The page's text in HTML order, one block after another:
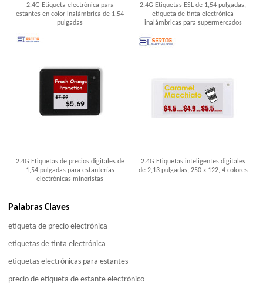
2.4G Etiqueta electrónica para
estantes en color inalámbrica de 1,54
pulgadas
2.4G Etiquetas ESL de 1,54 pulgadas,
etiqueta de tinta electrónica
inalámbricas para supermercados
2.4G Etiquetas de precios digitales de
1,54 pulgadas para estanterías
electrónicas minoristas
2.4G Etiquetas inteligentes digitales
de 2,13 pulgadas, 250 x 122, 4 colores
Palabras Claves
etiqueta de precio electrónica
etiquetas de tinta electrónica
etiquetas electrónicas para estantes
precio de etiqueta de estante electrónico